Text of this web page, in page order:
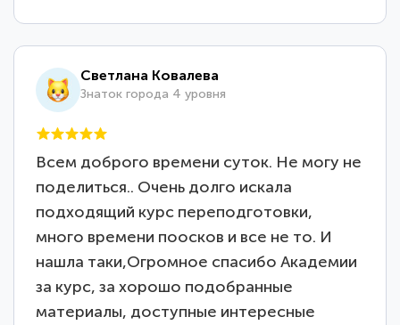
Светлана Ковалева
Знаток города 4 уровня
Всем доброго времени суток. Не могу не
поделиться.. Очень долго искала
подходящий курс переподготовки,
много времени поосков и все не то. И
нашла таки,Огромное спасибо Академии
за курс, за хорошо подобранные
материалы, доступные интересные